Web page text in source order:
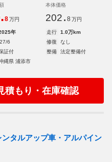
.8 万円
本体価格
202. 8 万円
年 走行
1.0万km
6 修復
なし
証付 整備
法定整備付
縄県 浦添市
積もり・在庫確認
タルアップ車・アルパイン